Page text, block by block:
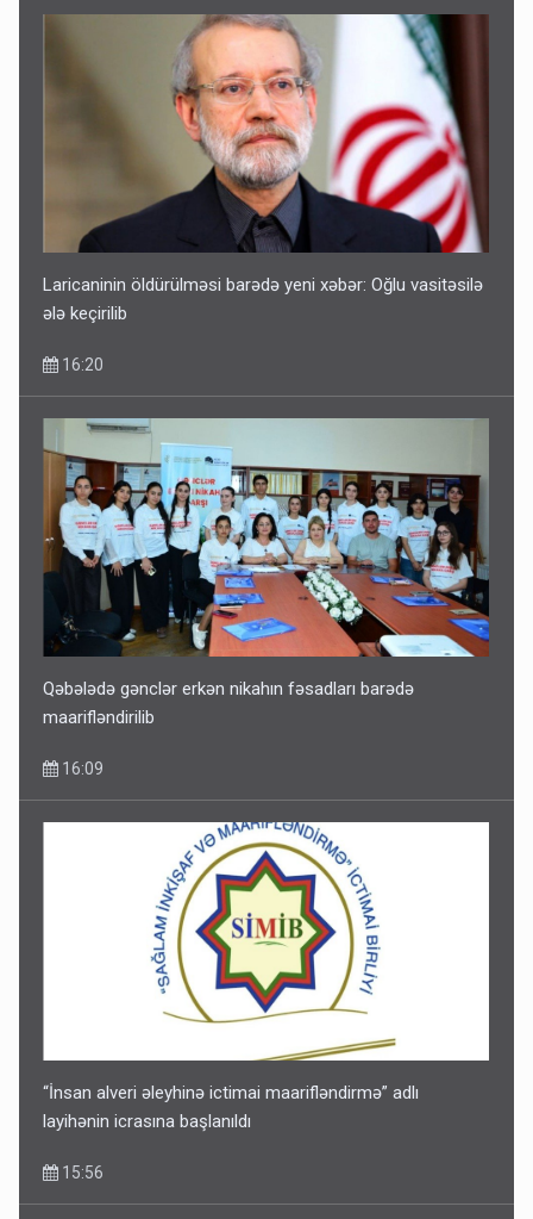
Laricaninin öldürülməsi barədə yeni xəbər: Oğlu vasitəsilə
ələ keçirilib
16:20
Qəbələdə gənclər erkən nikahın fəsadları barədə
maarifləndirilib
16:09
“İnsan alveri əleyhinə ictimai maarifləndirmə” adlı
layihənin icrasına başlanıldı
15:56